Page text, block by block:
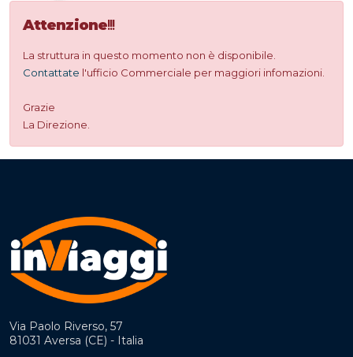
Attenzione!!!
La struttura in questo momento non è disponibile.
Contattate l'ufficio Commerciale per maggiori infomazioni.
Grazie
La Direzione.
Via Paolo Riverso, 57
81031 Aversa (CE) - Italia